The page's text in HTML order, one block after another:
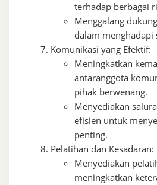
terhadap berbagai
Menggalang
dalam menghadapi
Komunikasi yang Efektif:
Meningkatkan
antaranggota
pihak berwenang.
Menyediakan
efisien untuk
penting.
Pelatihan dan Kesadaran:
Menyediakan
meningkatkan